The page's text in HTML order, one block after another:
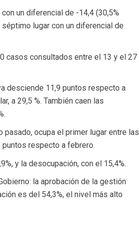
un diferencial de -14,4 (30,5%
lugar con un diferencial de
casos consultados entre el 13 y el 27
desciende 11,9 puntos respecto a
a 29,5 %. También caen las
pasado, ocupa el primer lugar entre las
puntos respecto a febrero.
y la desocupación, con el 15,4%.
la aprobación de la gestión
es del 54,3%, el nivel más alto